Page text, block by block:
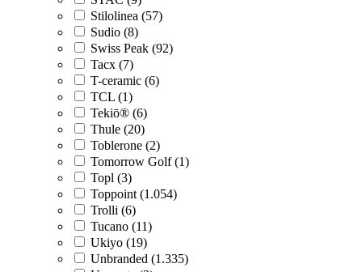
Stilolinea (57)
Sudio (8)
Swiss Peak (92)
Tacx (7)
T-ceramic (6)
TCL (1)
Tekiō® (6)
Thule (20)
Toblerone (2)
Tomorrow Golf (1)
Topl (3)
Toppoint (1.054)
Trolli (6)
Tucano (11)
Ukiyo (19)
Unbranded (1.335)